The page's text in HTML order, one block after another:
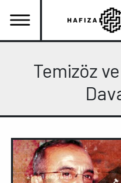
atla
gezinti
menüsüTemizöz